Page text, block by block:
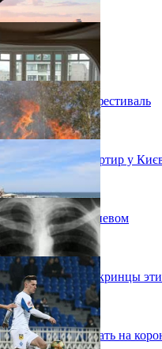
состоится эко-фестиваль
з орендою квартир у
на свалке под Киевом
отдыхать укринцы
будут тестировать на